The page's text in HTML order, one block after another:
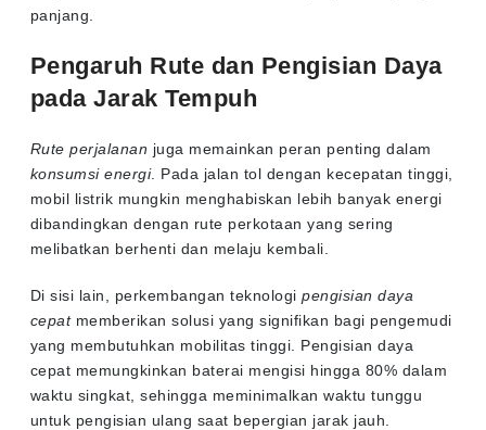
panjang.
Pengaruh Rute dan Pengisian Daya
pada Jarak Tempuh
Rute perjalanan juga memainkan peran penting dalam
konsumsi energi. Pada jalan tol dengan kecepatan tinggi,
mobil listrik mungkin menghabiskan lebih banyak energi
dibandingkan dengan rute perkotaan yang sering
melibatkan berhenti dan melaju kembali.
Di sisi lain, perkembangan teknologipengisian daya
cepatmemberikan solusi yang signifikan bagi pengemudi
yang membutuhkan mobilitas tinggi. Pengisian daya
cepat memungkinkan baterai mengisi hingga 80% dalam
waktu singkat, sehingga meminimalkan waktu tunggu
untuk pengisian ulang saat bepergian jarak jauh.